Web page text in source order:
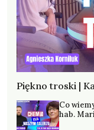
Piękno troski |
Co
hab.